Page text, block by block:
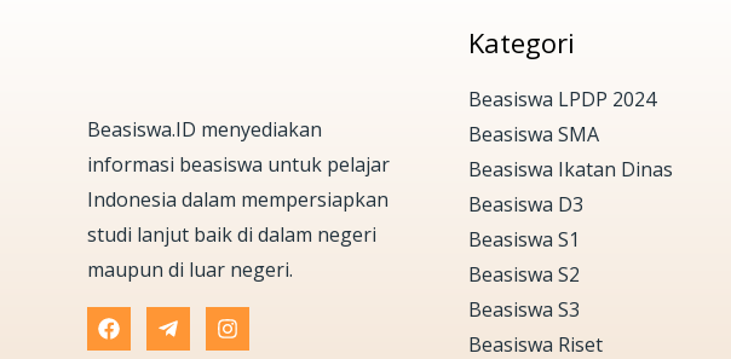
Beasiswa.ID menyediakan
informasi beasiswa untuk pelajar
Indonesia dalam mempersiapkan
studi lanjut baik di dalam negeri
maupun di luar negeri.
Kategori
Beasiswa LPDP 2024
Beasiswa SMA
Beasiswa Ikatan Dinas
Beasiswa D3
Beasiswa S1
Beasiswa S2
Beasiswa S3
Beasiswa Riset